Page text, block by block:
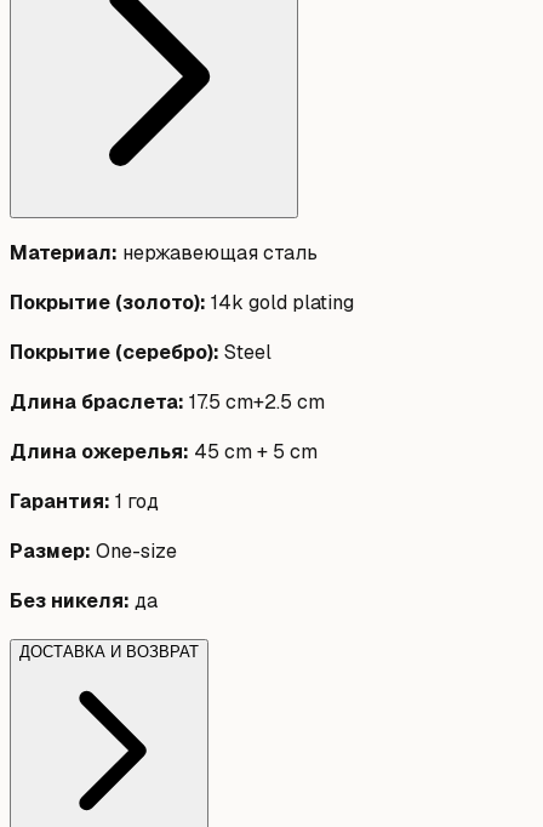
Материал: нержавеющая сталь
Покрытие (золото): 14k gold plating
Покрытие (серебро): Steel
Длина браслета: 17.5 cm+2.5 cm
Длина ожерелья: 45 cm + 5 cm
Гарантия: 1 год
Размер: One-size
Без никеля: да
ДОСТАВКА И ВОЗВРАТ